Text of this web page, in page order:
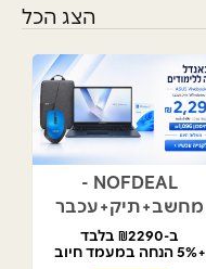
הצג הכל
NOFDEAL -
מחשב+תיק+עכבר
ב-₪2290 בלבד
+5% הנחה במעמד חיוב